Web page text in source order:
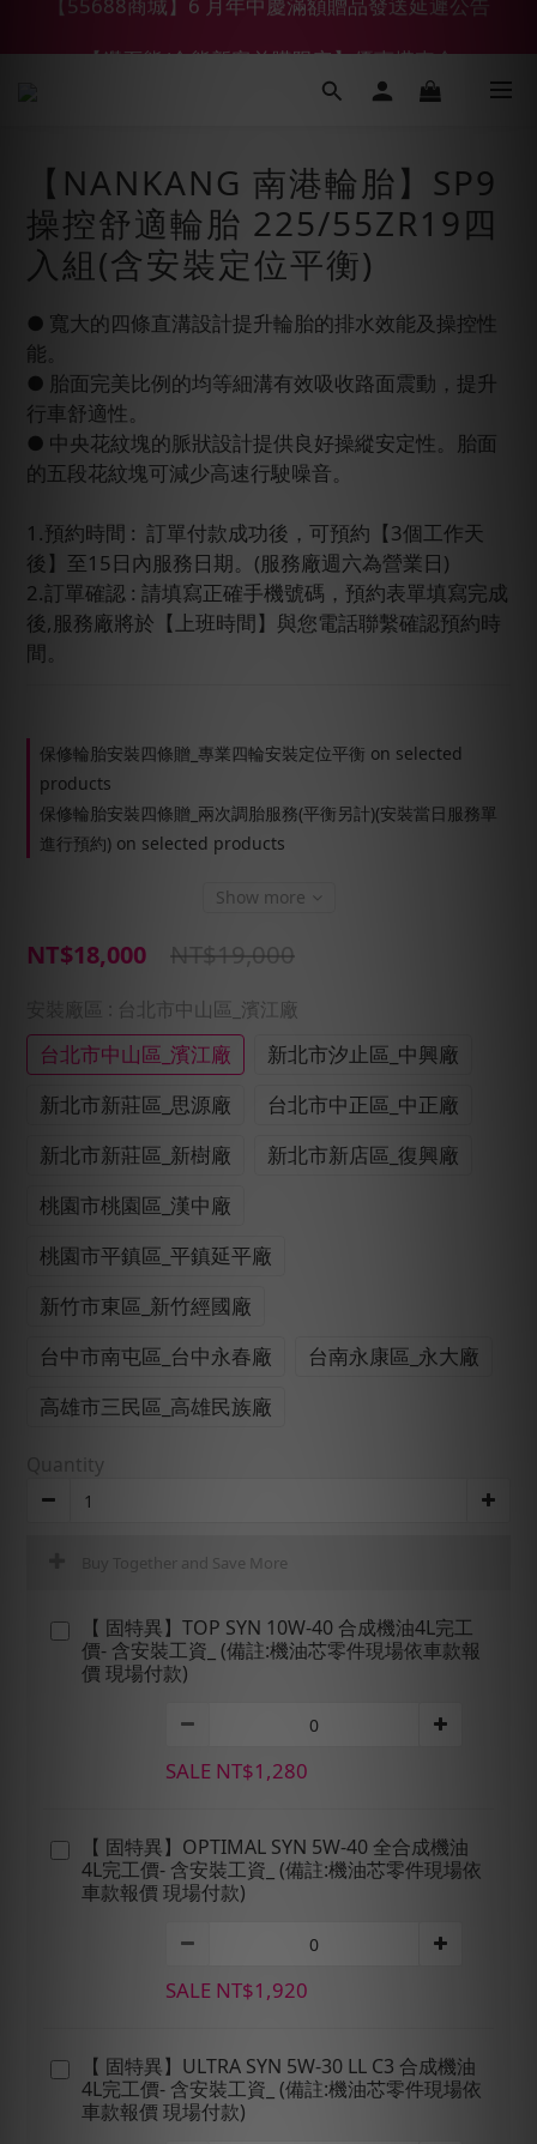
【NANKANG 南港輪胎】SP9
操控舒適輪胎 225/55ZR19四
入組(含安裝定位平衡)
● 寬大的四條直溝設計提升輪胎的排水效能及操控性
能。
● 胎面完美比例的均等細溝有效吸收路面震動，提升
行車舒適性。
● 中央花紋塊的脈狀設計提供良好操縱安定性。胎面
的五段花紋塊可減少高速行駛噪音。
1.預約時間 :  訂單付款成功後，可預約【3個工作天
後】至15日內服務日期。(服務廠週六為營業日)
2.訂單確認 : 請填寫正確手機號碼，預約表單填寫完成
後,服務廠將於【上班時間】與您電話聯繫確認預約時
間。
保修輪胎安裝四條贈_專業四輪安裝定位平衡 on selected
products
保修輪胎安裝四條贈_兩次調胎服務(平衡另計)(安裝當日服務單
進行預約) on selected products
Show more
NT$18,000 NT$19,000
: 台北市中山區_濱江廠
台北市中山區_濱江廠
新北市汐止區_中興廠
新北市新莊區_思源廠
台北市中正區_中正廠
新北市新莊區_新樹廠
新北市新店區_復興廠
桃園市桃園區_漢中廠
桃園市平鎮區_平鎮延平廠
新竹市東區_新竹經國廠
台中市南屯區_台中永春廠
台南永康區_永大廠
高雄市三民區_高雄民族廠
Quantity
Buy Together and Save More
【 固特異】TOP SYN 10W-40 合成機油4L完工
價- 含安裝工資_ (備註:機油芯零件現場依車款報
價 現場付款)
SALE NT$1,280
【 固特異】OPTIMAL SYN 5W-40 全合成機油
4L完工價- 含安裝工資_ (備註:機油芯零件現場依
車款報價 現場付款)
SALE NT$1,920
【 固特異】ULTRA SYN 5W-30 LL C3 合成機油
4L完工價- 含安裝工資_ (備註:機油芯零件現場依
車款報價 現場付款)